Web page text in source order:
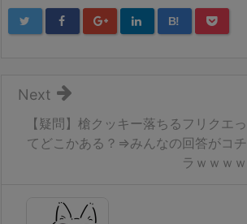
B!
【疑問】槍クッキー落ちるフリクエっ
てどこかある？⇒みんなの回答がコチ
ラｗｗｗｗ
Next